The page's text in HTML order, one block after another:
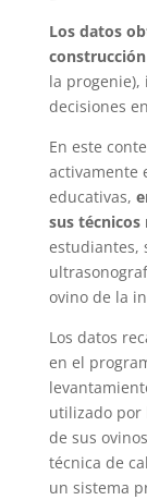
Los datos
construcción
la
decisiones
En este
activamente
educativas,
sus técnicos
estudiantes,
ovino de la
Los datos
en el
utilizado por
de sus
técnica de
un sistema